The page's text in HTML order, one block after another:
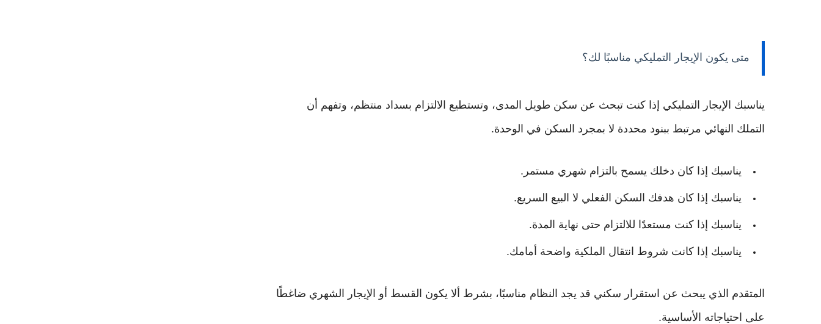
متى يكون الإيجار التمليكي مناسبًا لك؟
يناسبك الإيجار التمليكي إذا كنت تبحث عن سكن طويل المدى، وتستطيع الالتزام بسداد منتظم، وتفهم أن
التملك النهائي مرتبط ببنود محددة لا بمجرد السكن في الوحدة.
يناسبك إذا كان دخلك يسمح بالتزام شهري مستمر.
يناسبك إذا كان هدفك السكن الفعلي لا البيع السريع.
يناسبك إذا كنت مستعدًا للالتزام حتى نهاية المدة.
يناسبك إذا كانت شروط انتقال الملكية واضحة أمامك.
المتقدم الذي يبحث عن استقرار سكني قد يجد النظام مناسبًا، بشرط ألا يكون القسط أو الإيجار الشهري ضاغطًا
على احتياجاته الأساسية.